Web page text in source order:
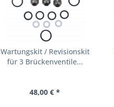
Wartungskit / Revisionskit
für 3 Brückenventile...
48,00 € *